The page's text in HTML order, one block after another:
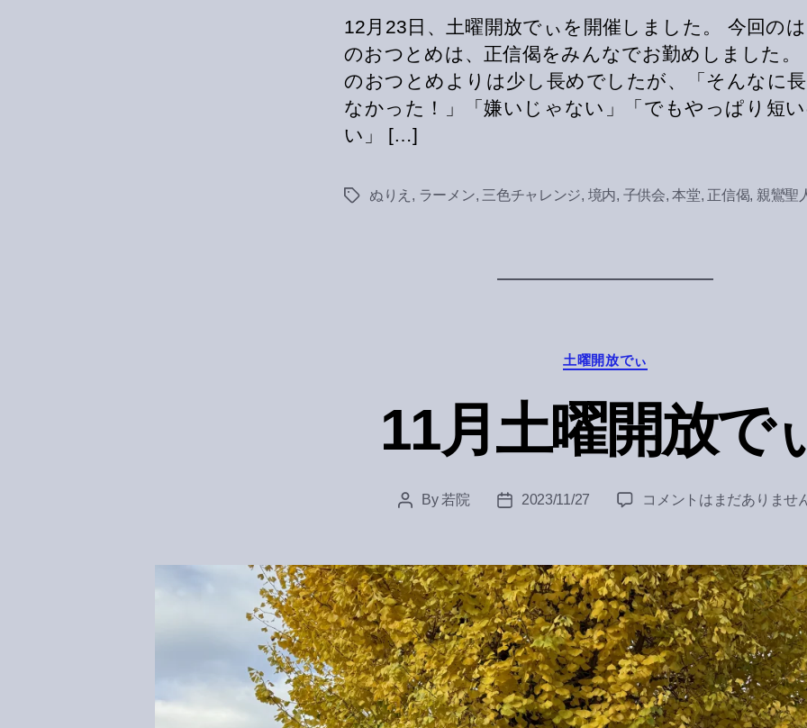
12月23日、土曜開放でぃを開催しました。 今回の
のおつとめは、正信偈をみんなでお勤めしました。
のおつとめよりは少し長めでしたが、「そんなに
なかった！」「嫌いじゃない」「でもやっぱり短
い」 […]
Tagsぬりえ , ラーメン, 三色チャレンジ, 境内, 子供会,本堂, 正信偈, 親鸞聖
Categories
土曜開放でぃ
11月土曜開放で
PostBy 若院
Post2023/11/27
11
曜
開
放
で
ぃ
へ
の
コメントはまだありませ